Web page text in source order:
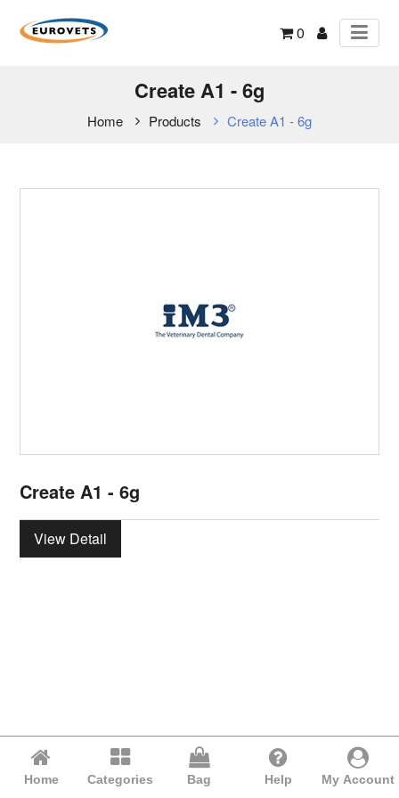
0
Create A1 - 6g
Home Products Create A1 - 6g
Create A1 - 6g
View Detail
Home Categories Bag Help My Account